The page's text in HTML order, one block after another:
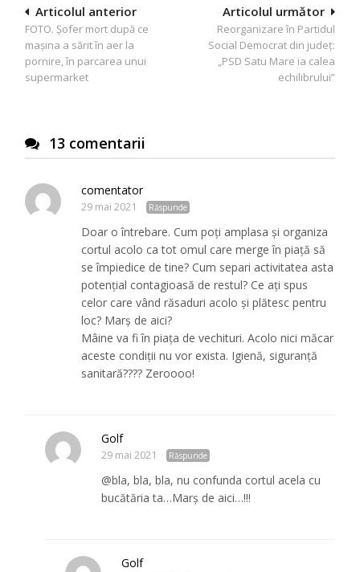
Navigare
în
articole
Articolul următor
Reorganizare în Partidul
Social Democrat din județ:
„PSD Satu Mare ia calea
echilibrului”
Articolul anterior
FOTO. Șofer mort după ce
mașina a sărit în aer la
pornire, în parcarea unui
supermarket
13 comentarii
comentator
29 mai 2021 Răspunde
Doar o întrebare. Cum poți amplasa și organiza
cortul acolo ca tot omul care merge în piață să
se împiedice de tine? Cum separi activitatea asta
potențial contagioasă de restul? Ce ați spus
celor care vând răsaduri acolo și plătesc pentru
loc? Marș de aici?
Mâine va fi în piața de vechituri. Acolo nici măcar
aceste condiții nu vor exista. Igienă, siguranță
sanitară???? Zeroooo!
Golf
29 mai 2021 Răspunde
@bla, bla, bla, nu confunda cortul acela cu
bucătăria ta…Marș de aici…!!!
Golf